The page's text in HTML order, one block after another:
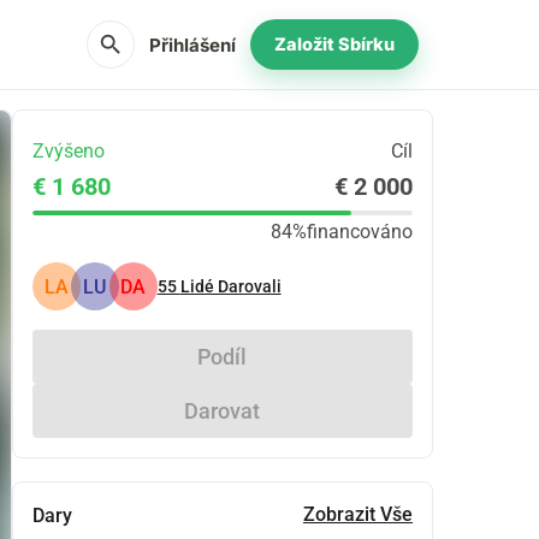
search Přihlášení Založit Sbírku
Zvýšeno Cíl
€ 1 680 € 2 000
84%financováno
LA LU DA 55 Lidé Darovali
Podíl
Darovat
Dary Zobrazit Vše